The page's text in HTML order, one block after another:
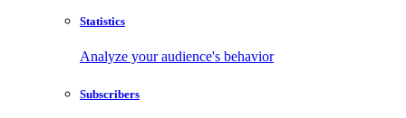
Statistics
Analyze your audience's behavior
Subscribers